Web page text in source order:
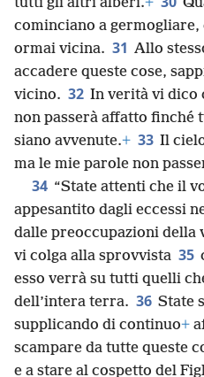
cominciano a germogliare,
ormai vicina. 31 Allo
accadere queste cose,
vicino. 32 In verità vi dico
non passerà affatto finché
siano avvenute.+ 33 Il
ma le mie parole non
34 “State attenti che il
appesantito dagli eccessi
dalle preoccupazioni della
vi colga alla sprovvista 35
esso verrà su tutti quelli
dell’intera terra. 36 State
supplicando di continuo+
scampare da tutte queste
e a stare al cospetto del